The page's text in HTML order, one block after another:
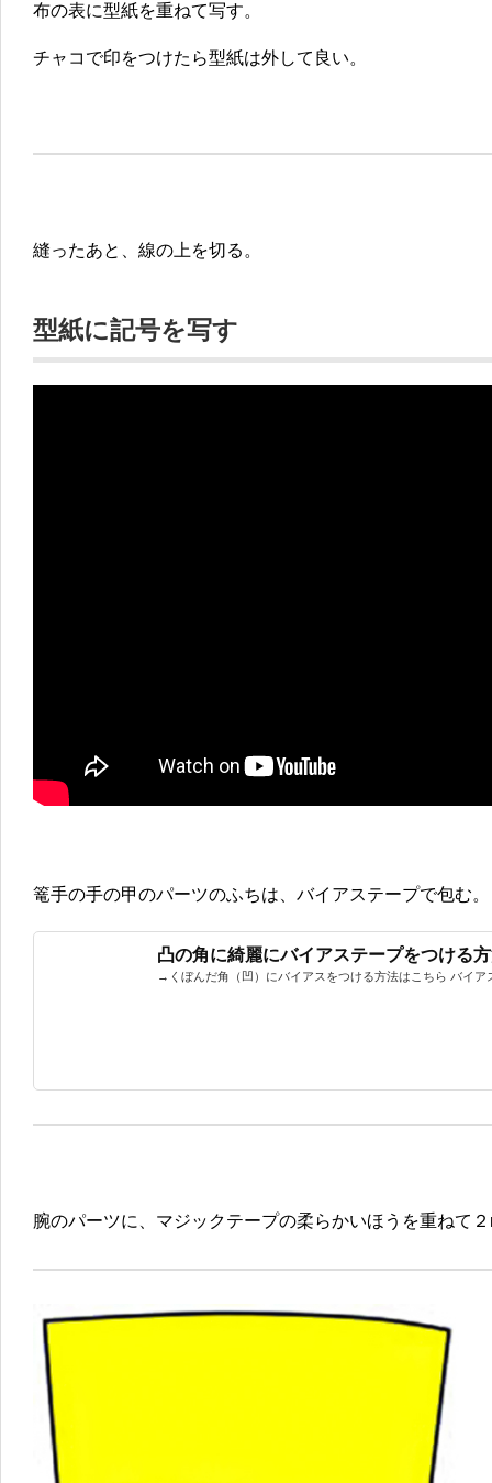
布の表に型紙を重ねて写す。
チャコで印をつけたら型紙は外して良い。
縫ったあと、線の上を切る。
型紙に記号を写す
篭手の手の甲のパーツのふちは、バイアステープで包む。
凸の角に綺麗にバイアステープをつける
→くぼんだ角（凹）にバイアスをつける方法はこちら バイア
腕のパーツに、マジックテープの柔らかいほうを重ねて